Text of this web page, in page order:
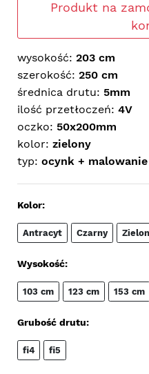
Produkt na
wysokość: 203 cm
szerokość: 250 cm
średnica drutu: 5mm
ilość przetłoczeń: 4V
oczko: 50x200mm
kolor: zielony
typ: ocynk +
Kolor:
Antracyt Czarny
Wysokość:
103 cm 123 cm 153 cm
Grubość drutu:
fi4 fi5